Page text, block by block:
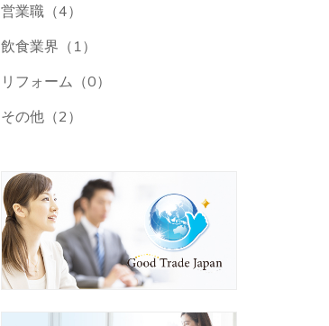
営業職（4）
飲食業界（1）
リフォーム（0）
その他（2）